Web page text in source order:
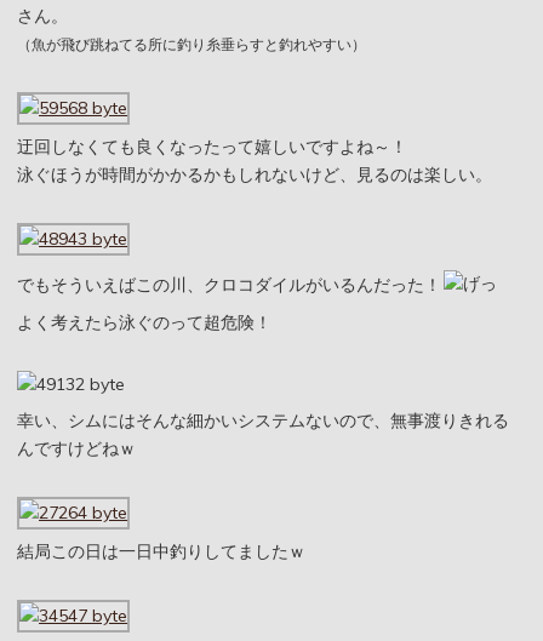
さん。
（魚が飛び跳ねてる所に釣り糸垂らすと釣れやすい）
迂回しなくても良くなったって嬉しいですよね～！
泳ぐほうが時間がかかるかもしれないけど、見るのは楽しい。
でもそういえばこの川、クロコダイルがいるんだった！
よく考えたら泳ぐのって超危険！
幸い、シムにはそんな細かいシステムないので、無事渡りきれる
んですけどねｗ
結局この日は一日中釣りしてましたｗ